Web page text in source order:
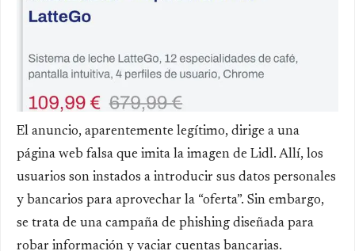
El anuncio, aparentemente legítimo, dirige a una
página web falsa que imita la imagen de Lidl. Allí, los
usuarios son instados a introducir sus datos personales
y bancarios para aprovechar la “oferta”. Sin embargo,
se trata de una campaña de phishing diseñada para
robar información y vaciar cuentas bancarias.